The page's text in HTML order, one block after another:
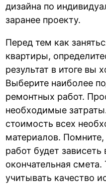
дизайна по
заранее проекту.
Перед тем как
квартиры,
результат в итоге вы
Выберите наиболее
ремонтных работ.
необходимые
стоимость всех
материалов.
работ будет зависеть
окончательная
учитывать качество